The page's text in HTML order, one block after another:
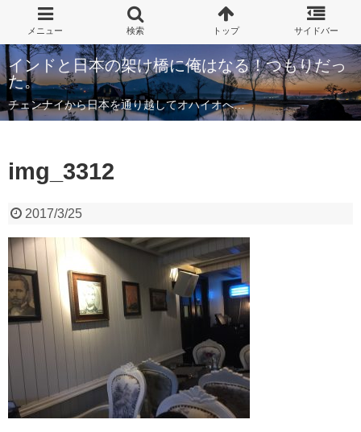
インドと日本の架け橋に俺はなる！つもりだっ
た。
チェンナイから日本を通り越してオハイオへ…
img_3312
2017/3/25